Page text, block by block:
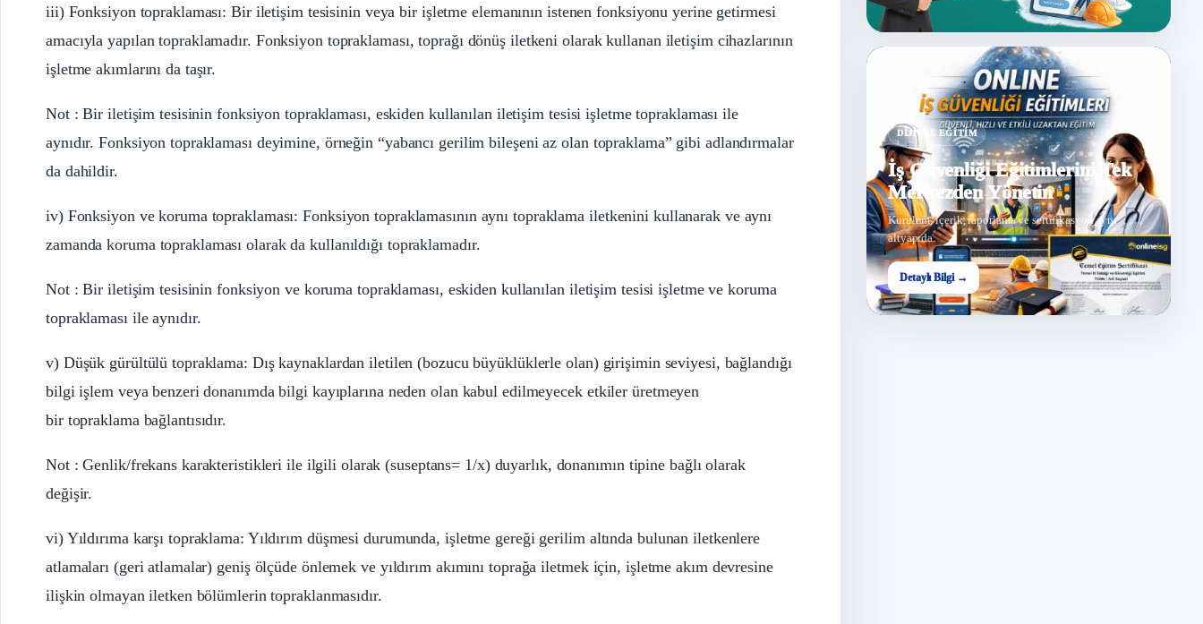
iii) Fonksiyon topraklaması: Bir iletişim tesisinin veya bir işletme elemanının istenen fonksiyonu yerine getirmesi
amacıyla yapılan topraklamadır. Fonksiyon topraklaması, toprağı dönüş iletkeni olarak kullanan iletişim cihazlarının
işletme akımlarını da taşır.
Not : Bir iletişim tesisinin fonksiyon topraklaması, eskiden kullanılan iletişim tesisi işletme topraklaması ile
aynıdır. Fonksiyon topraklaması deyimine, örneğin “yabancı gerilim bileşeni az olan topraklama” gibi adlandırmalar
da dahildir.
iv) Fonksiyon ve koruma topraklaması: Fonksiyon topraklamasının aynı topraklama iletkenini kullanarak ve aynı
zamanda koruma topraklaması olarak da kullanıldığı topraklamadır.
Not : Bir iletişim tesisinin fonksiyon ve koruma topraklaması, eskiden kullanılan iletişim tesisi işletme ve koruma
topraklaması ile aynıdır.
v) Düşük gürültülü topraklama: Dış kaynaklardan iletilen (bozucu büyüklüklerle olan) girişimin seviyesi, bağlandığı
bilgi işlem veya benzeri donanımda bilgi kayıplarına neden olan kabul edilmeyecek etkiler üretmeyen
bir topraklama bağlantısıdır.
Not : Genlik/frekans karakteristikleri ile ilgili olarak (suseptans= 1/x) duyarlık, donanımın tipine bağlı olarak
değişir.
vi) Yıldırıma karşı topraklama: Yıldırım düşmesi durumunda, işletme gereği gerilim altında bulunan iletkenlere
atlamaları (geri atlamalar) geniş ölçüde önlemek ve yıldırım akımını toprağa iletmek için, işletme akım devresine
ilişkin olmayan iletken bölümlerin topraklanmasıdır.
DIJITAL EĞITIM
İş Güvenliği Eğitimlerini Tek
Merkezden Yönetin
Kurulum, içerik, raporlama ve sertifikasyon aynı
altyapıda.
Detaylı Bilgi →